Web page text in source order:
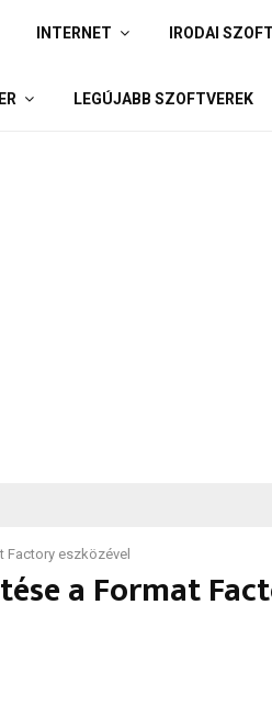
INTERNET IRODAI
LEGÚJABB SZOFTVEREK
eszközével
a Format